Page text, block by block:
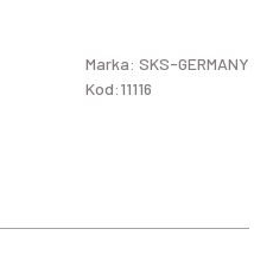
Marka: SKS-GERMANY
Kod:11116